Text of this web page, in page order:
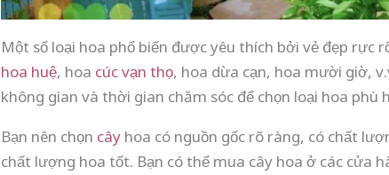
Một số loại hoa phổ biến được yêu thích bởi vẻ đẹp rực
hoa huệ, hoa cúcvạn thọ, hoa dừa cạn, hoa mười giờ,
không gian và thời gian chăm sóc để chọn loại hoa phù
Bạn nên chọn cây hoa có nguồn gốc rõ ràng, có chất
chất lượng hoa tốt. Bạn có thể mua cây hoa ở các